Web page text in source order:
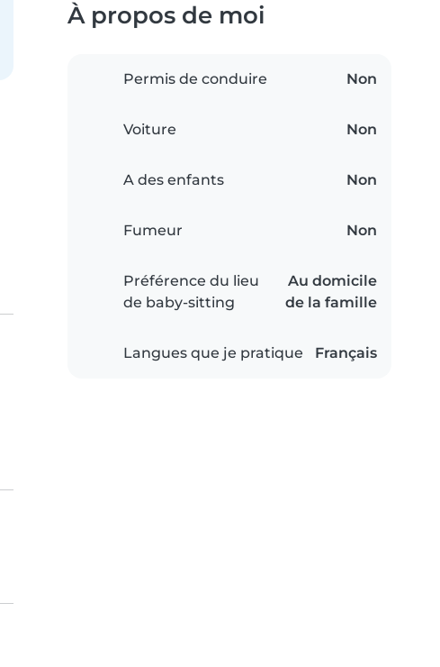
À propos de moi
Permis de conduire Non
Voiture Non
A des enfants Non
Fumeur Non
Préférence du lieu
de baby-sitting
Au domicile
de la famille
Langues que je pratique Français